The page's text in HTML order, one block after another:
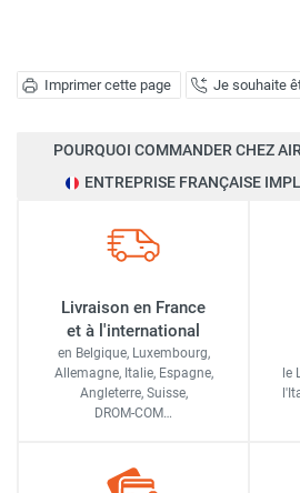
Imprimer cette page Je souhaite
POURQUOI COMMANDER CHEZ
ENTREPRISE FRANÇAISE
Livraison en France
et à l'international
en Belgique, Luxembourg,
Allemagne, Italie, Espagne,
Angleterre, Suisse,
DROM-COM…
le